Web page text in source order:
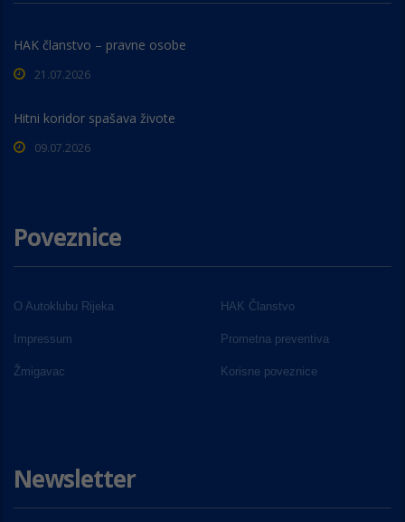
HAK članstvo – pravne osobe
21.07.2026
Hitni koridor spašava živote
09.07.2026
Poveznice
O Autoklubu Rijeka HAK Članstvo
Impressum Prometna preventiva
Žmigavac Korisne poveznice
Newsletter